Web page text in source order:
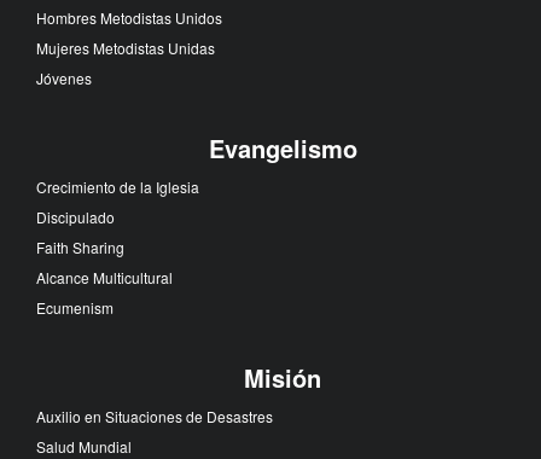
Hombres Metodistas Unidos
Mujeres Metodistas Unidas
Jóvenes
Evangelismo
Crecimiento de la Iglesia
Discipulado
Faith Sharing
Alcance Multicultural
Ecumenism
Misión
Auxilio en Situaciones de Desastres
Salud Mundial